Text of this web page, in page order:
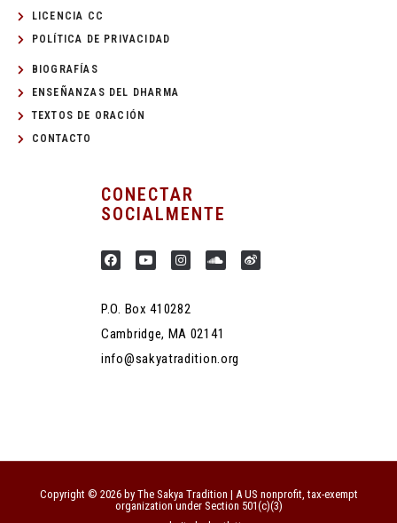
LICENCIA CC
POLÍTICA DE PRIVACIDAD
BIOGRAFÍAS
ENSEÑANZAS DEL DHARMA
TEXTOS DE ORACIÓN
CONTACTO
CONECTAR
SOCIALMENTE
P.O. Box 410282
Cambridge, MA 02141
info@sakyatradition.org
Copyright © 2026 by The Sakya Tradition | A US nonprofit, tax-exempt
organization under Section 501(c)(3)